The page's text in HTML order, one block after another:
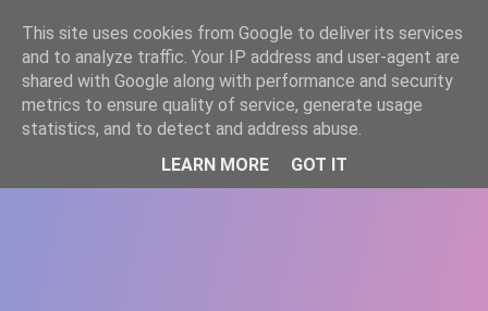
WWW.GAZISTI.RO
This site uses cookies from Google to deliver its services
and to analyze traffic. Your IP address and user-agent are
shared with Google along with performance and security
metrics to ensure quality of service, generate usage
statistics, and to detect and address abuse.
LEARN MORE
GOT IT